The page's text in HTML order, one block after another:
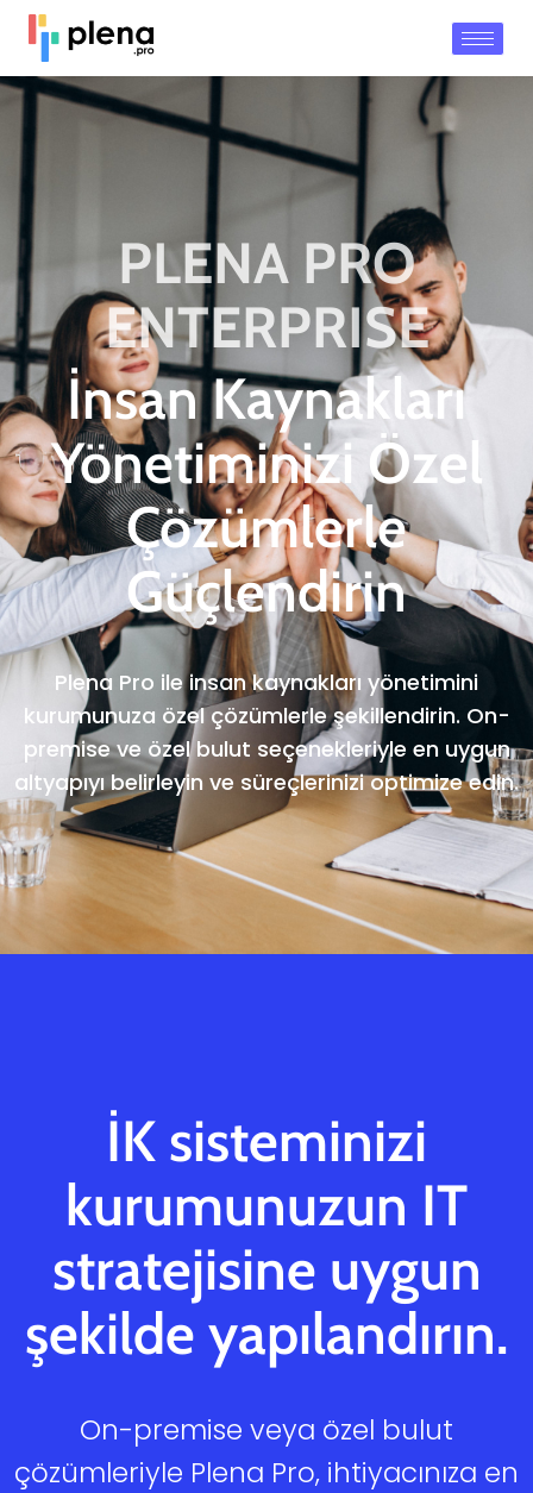
PLENA PRO
ENTERPRISE
İnsan Kaynakları
Yönetiminizi Özel
Çözümlerle
Güçlendirin
Plena Pro ile insan kaynakları yönetimini
kurumunuza özel çözümlerle şekillendirin. On-
premise ve özel bulut seçenekleriyle en uygun
altyapıyı belirleyin ve süreçlerinizi optimize edin.
İK sisteminizi
kurumunuzun IT
stratejisine uygun
şekilde yapılandırın.
On-premise veya özel bulut
çözümleriyle Plena Pro, ihtiyacınıza en